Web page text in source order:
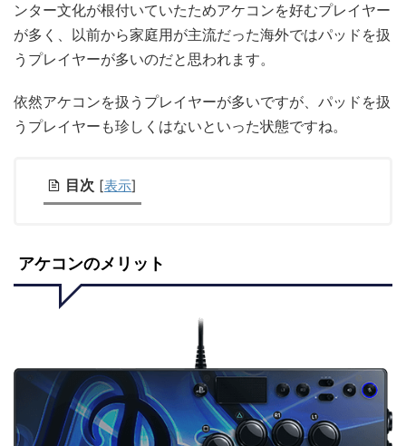
ンター文化が根付いていたためアケコンを好むプレイヤー
が多く、以前から家庭用が主流だった海外ではパッドを扱
うプレイヤーが多いのだと思われます。
依然アケコンを扱うプレイヤーが多いですが、パッドを扱
うプレイヤーも珍しくはないといった状態ですね。
目次 [表示]
アケコンのメリット